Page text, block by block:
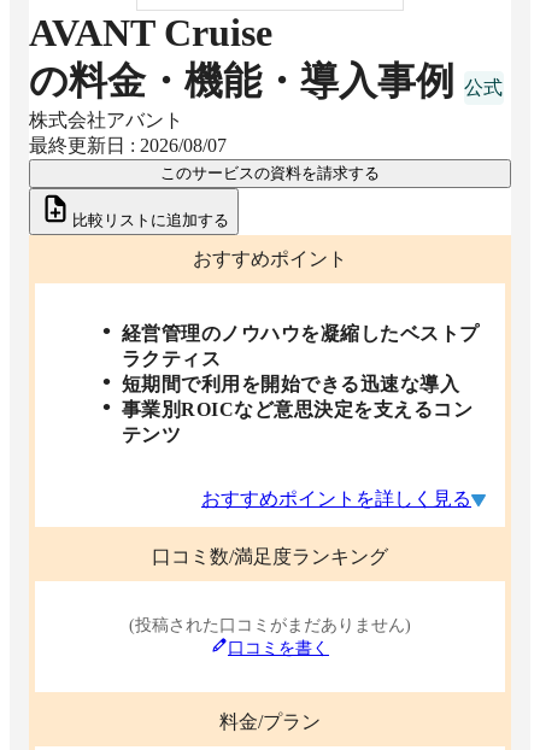
AVANT Cruise
の料金・機能・導入事例
株式会社アバント
最終更新日 : 2026/08/07
このサービスの資料を請求する
比較リストに追加する
おすすめポイント
経営管理のノウハウを凝縮したベストプ
ラクティス
短期間で利用を開始できる迅速な導入
事業別ROICなど意思決定を支えるコン
テンツ
おすすめポイントを詳しく見る
口コミ数/満足度ランキング
(投稿された口コミがまだありません)
口コミを書く
料金/プラン